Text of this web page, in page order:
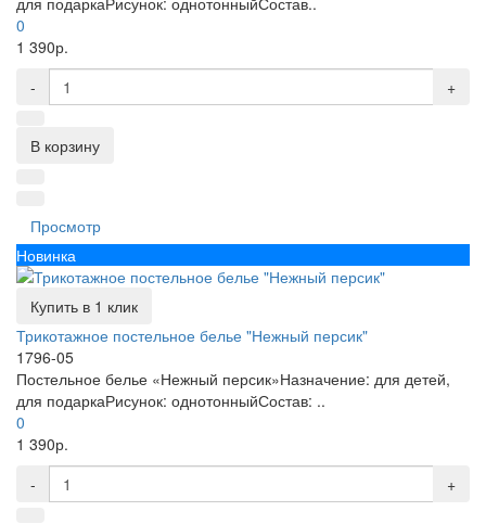
0
1 390р.
-
+
В корзину
Просмотр
Новинка
Купить в 1 клик
Трикотажное постельное белье "Нежный персик"
1796-05
Постельное белье «Нежный персик»Назначение: для детей,
для подаркаРисунок: однотонныйСостав: ..
0
1 390р.
-
+